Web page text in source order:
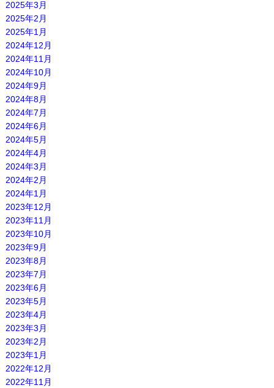
2025年3月
2025年2月
2025年1月
2024年12月
2024年11月
2024年10月
2024年9月
2024年8月
2024年7月
2024年6月
2024年5月
2024年4月
2024年3月
2024年2月
2024年1月
2023年12月
2023年11月
2023年10月
2023年9月
2023年8月
2023年7月
2023年6月
2023年5月
2023年4月
2023年3月
2023年2月
2023年1月
2022年12月
2022年11月